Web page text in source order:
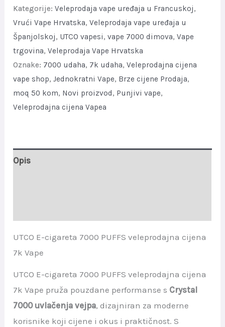
Kategorije:Veleprodaja vape uređaja u Francuskoj,
Vrući Vape Hrvatska,Veleprodaja vape uređaja u
Španjolskoj, UTCO vapesi,vape 7000 dimova,Vape
trgovina,Veleprodaja Vape Hrvatska
Oznake: 7000 udaha, 7k udaha,Veleprodajna cijena
vape shop,Jednokratni Vape, Brze cijene Prodaja,
moq 50 kom, Novi proizvod , Punjivi vape,
Veleprodajna cijena Vapea
Opis
UTCO E-cigareta 7000 PUFFS veleprodajna cijena
7k Vape
UTCO E-cigareta 7000 PUFFS veleprodajna cijena
7k Vape pruža pouzdane performanse s Crystal
7000 uvlačenja vejpa, dizajniran za moderne
korisnike koji cijene i okus i praktičnost. S